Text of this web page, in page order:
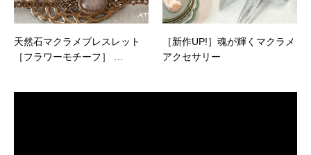
天然石マクラメブレスレット
［フラワーモチーフ］ …
［新作UP!］魂が輝くマクラメ
アクセサリー